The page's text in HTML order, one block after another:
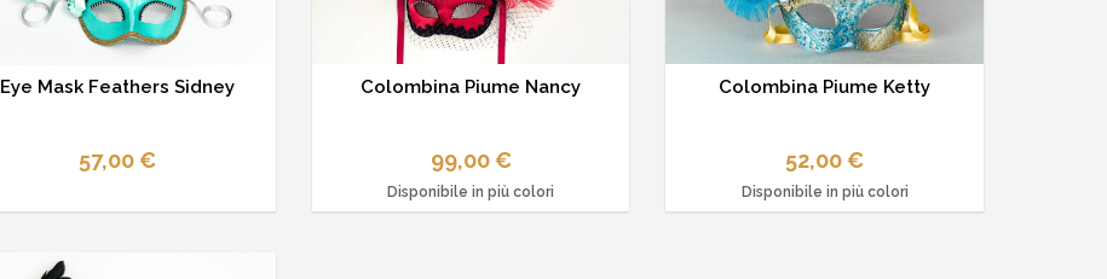
Eye Mask Feathers Sidney
57,00 €
Colombina Piume Nancy
99,00 €
Disponibile in più colori
Colombina Piume Ketty
52,00 €
Disponibile in più colori